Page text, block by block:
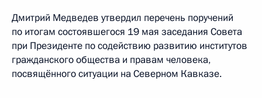
Дмитрий Медведев утвердил перечень поручений
по итогам состоявшегося 19 мая заседания Совета
при Президенте по содействию развитию институтов
гражданского общества и правам человека,
посвящённого ситуации на Северном Кавказе.